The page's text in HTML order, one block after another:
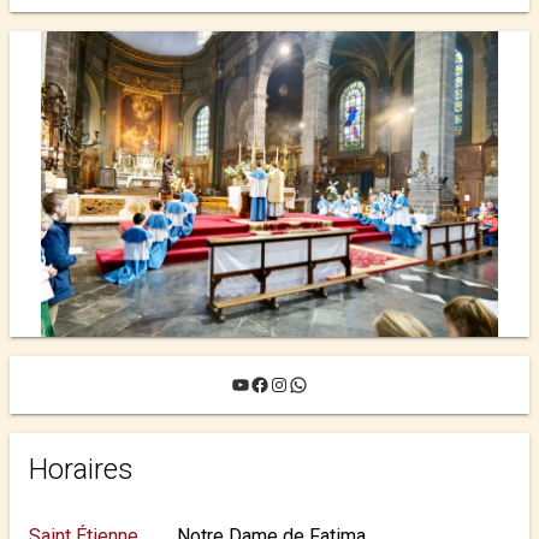
YouTube
Facebook
Instagram
WhatsApp
Horaires